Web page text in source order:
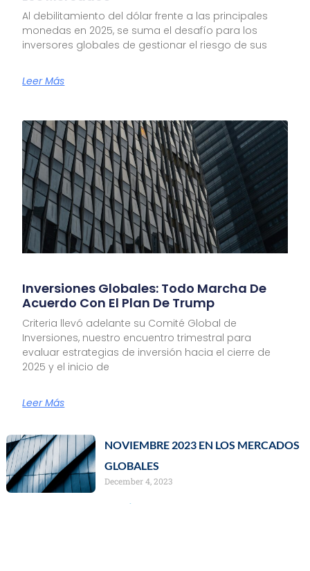
Al debilitamiento del dólar frente a las principales
monedas en 2025, se suma el desafío para los
inversores globales de gestionar el riesgo de sus
Leer Más
Inversiones Globales: Todo Marcha De
Acuerdo Con El Plan De Trump
Criteria llevó adelante su Comité Global de
Inversiones, nuestro encuentro trimestral para
evaluar estrategias de inversión hacia el cierre de
2025 y el inicio de
Leer Más
NOVIEMBRE 2023 EN LOS MERCADOS
GLOBALES
December 4, 2023
Leer màs »